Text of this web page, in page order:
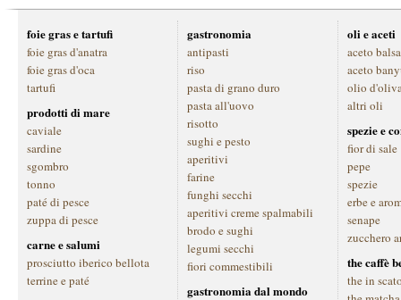
foie gras e tartufi
foie gras d'anatra
foie gras d'oca
tartufi
prodotti di mare
caviale
sardine
sgombro
tonno
paté di pesce
zuppa di pesce
carne e salumi
prosciutto iberico bellota
terrine e paté
gastronomia
antipasti
riso
pasta di grano duro
pasta all'uovo
risotto
sughi e pesto
aperitivi
farine
funghi secchi
aperitivi creme spalmabili
brodo e sughi
legumi secchi
fiori commestibili
gastronomia dal mondo
oli e aceti
aceto
aceto
olio
altri oli
spezie e
fior di sale
pepe
spezie
erbe e
senape
zucchero
the caffè
the in